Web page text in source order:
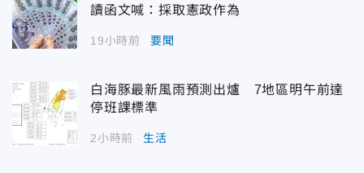
讀函文喊：採取憲政作為
19小時前 要聞
白海豚最新風雨預測出爐 7地區明午前達
停班課標準
2小時前 生活